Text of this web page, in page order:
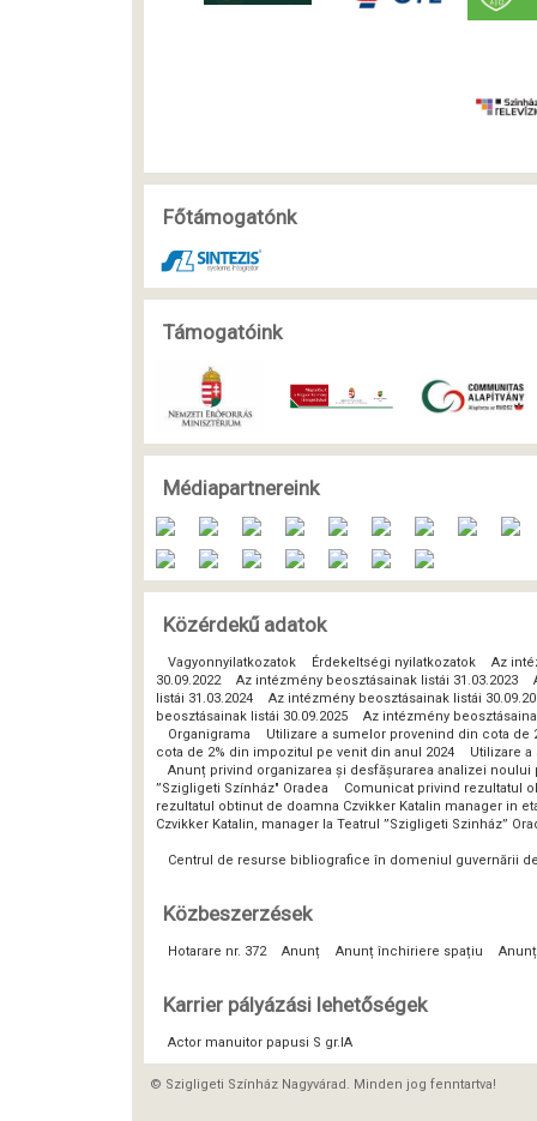
Főtámogatónk
Támogatóink
Médiapartnereink
Közérdekű adatok
Vagyonnyilatkozatok Érdekeltségi nyilatkozatok
Az
30.09.2022
Az intézmény beosztásainak listái 31.03.2023
listái 31.03.2024
Az intézmény beosztásainak listái
beosztásainak listái 30.09.2025
Az intézmény
Organigrama
Utilizare a sumelor provenind din cota
cota de 2% din impozitul pe venit din anul 2024
Utilizare
Anunț privind organizarea și desfășurarea analizei
”Szigligeti Színház" Oradea
Comunicat privind rezultatul
rezultatul obtinut de doamna Czvikker Katalin manager in
Czvikker Katalin, manager la Teatrul ”Szigligeti Szinház”
Centrul de resurse bibliografice în domeniul guvernării
Közbeszerzések
Hotarare nr. 372 Anunț Anunț închiriere spațiu
Karrier pályázási lehetőségek
Actor manuitor papusi S gr.IA
© Szigligeti Színház Nagyvárad. Minden jog fenntartva!